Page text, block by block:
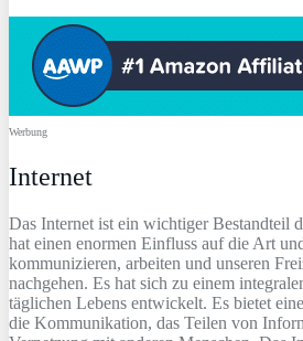
Werbung
Internet
Das Internet ist ein wichtigerBestandteil
hat einen enormen Einfluss aufdie Art
kommunizieren, arbeiten und unseren Fre
nachgehen. Es hat sich zu einem integral
täglichen Lebens entwickelt. Es bietet
die Kommunikation, das Teilen von